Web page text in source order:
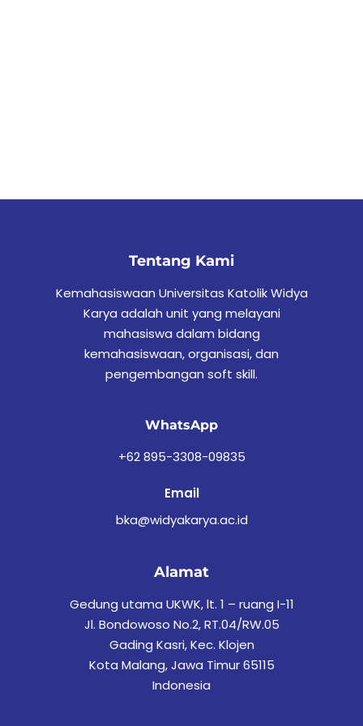
Tentang Kami
Kemahasiswaan Universitas Katolik Widya
Karya adalah unit yang melayani
mahasiswa dalam bidang
kemahasiswaan, organisasi, dan
pengembangan soft skill.
WhatsApp
+62 895-3308-09835
Email
bka@widyakarya.ac.id
Alamat
Gedung utama UKWK, lt. 1 – ruang I-11
Jl. Bondowoso No.2, RT.04/RW.05
Gading Kasri, Kec. Klojen
Kota Malang, Jawa Timur 65115
Indonesia